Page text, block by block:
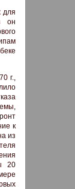
для
он
г.,
к
из
20